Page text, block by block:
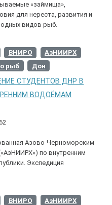
«займища»,
для нереста, развития и
видов рыб.
ВНИРО
АзНИИРХ
рыб
Дон
СТУДЕНТОВ ДНР В
ВОДОЁМАМ
Азово-Черноморским
по внутренним
Экспедиция
ВНИРО
АзНИИРХ